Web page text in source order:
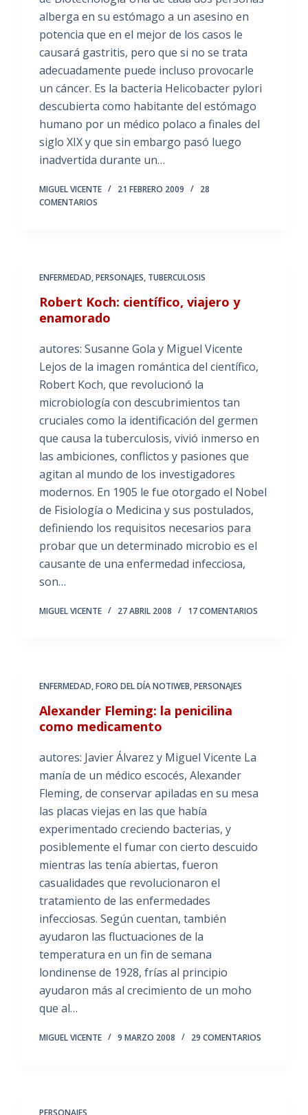
alberga en su estómago a un asesino en
potencia que en el mejor de los casos le
causará gastritis, pero que si no se trata
adecuadamente puede incluso provocarle
un cáncer. Es la bacteria Helicobacter pylori
descubierta como habitante del estómago
humano por un médico polaco a finales del
siglo XIX y que sin embargo pasó luego
inadvertida durante un…
MIGUEL VICENTE 21 FEBRERO 2009
28
COMENTARIOS
ENFERMEDAD,PERSONAJES, TUBERCULOSIS
Robert Koch: científico, viajero y
enamorado
autores: Susanne Gola y Miguel Vicente
Lejos de la imagen romántica del científico,
Robert Koch, que revolucionó la
microbiología con descubrimientos tan
cruciales como la identificación del germen
que causa la tuberculosis, vivió inmerso en
las ambiciones, conflictos y pasiones que
agitan al mundo de los investigadores
modernos. En 1905 le fue otorgado el Nobel
de Fisiología o Medicina y sus postulados,
definiendo los requisitos necesarios para
probar que un determinado microbio es el
causante de una enfermedad infecciosa,
son…
MIGUEL VICENTE 27 ABRIL 2008 17 COMENTARIOS
ENFERMEDAD,FORO DEL DÍA NOTIWEB,PERSONAJES
Alexander Fleming: la penicilina
como medicamento
autores: Javier Álvarez y Miguel Vicente La
manía de un médico escocés, Alexander
Fleming, de conservar apiladas en su mesa
las placas viejas en las que había
experimentado creciendo bacterias, y
posiblemente el fumar con cierto descuido
mientras las tenía abiertas, fueron
casualidades que revolucionaron el
tratamiento de las enfermedades
infecciosas. Según cuentan, también
ayudaron las fluctuaciones de la
temperatura en un fin de semana
londinense de 1928, frías al principio
ayudaron más al crecimiento de un moho
que al…
MIGUEL VICENTE 9 MARZO 2008 29 COMENTARIOS
PERSONAJES